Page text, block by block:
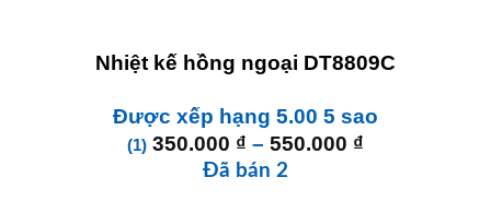
Nhiệt kế hồng ngoại DT8809C
Được xếp hạng 5.00 5 sao
(1) 350.000 ₫ – 550.000 ₫
Đã bán 2